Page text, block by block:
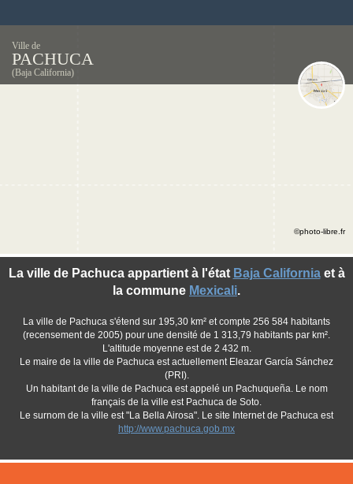
Ville de
PACHUCA
(Baja California)
La ville de Pachuca appartient à l'état Baja Californiaet à
la commune Mexicali.
La ville de Pachuca s'étend sur 195,30 km² et compte 256 584 habitants
(recensement de 2005) pour une densité de 1 313,79 habitants par km².
L'altitude moyenne est de 2 432 m.
Le maire de la ville de Pachuca est actuellement Eleazar García Sánchez
(PRI).
Un habitant de la ville de Pachuca est appelé un Pachuqueña. Le nom
français de la ville est Pachuca de Soto.
Le surnom de la ville est "La Bella Airosa". Le site Internet de Pachuca est
http://www.pachuca.gob.mx
©photo-libre.fr